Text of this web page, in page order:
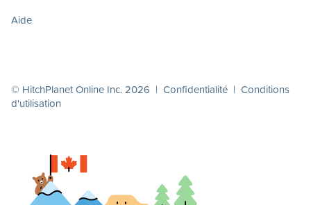
Aide
© HitchPlanet Online Inc. 2026 | Confidentialité | Conditions
d'utilisation